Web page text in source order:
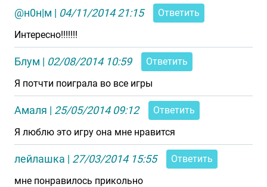
@н0н|м | 04/11/2014 21:15
Ответить
Интересно!!!!!!!
Блум | 02/08/2014 10:59
Ответить
Я потчти поиграла во все игры
Амаля | 25/05/2014 09:12
Ответить
Я люблю это игру она мне нравится
лейлашка | 27/03/2014 15:55
Ответить
мне понравилось прикольно